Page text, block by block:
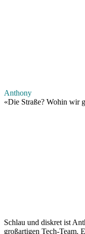
Anthony
«Die Straße? Wohin wir
Schlau und diskret ist
großartigen Tech-Team.